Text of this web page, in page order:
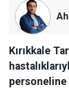
Kırıkkale
personeline